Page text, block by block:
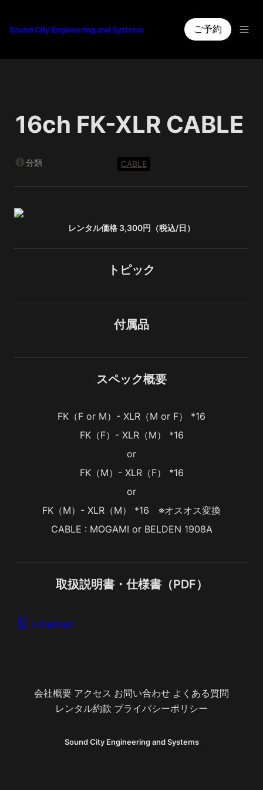
Sound City Engineering and Systems ご予約
16ch FK-XLR CABLE
分類 CABLE
レンタル価格 3,300円（税込/日）
トピック
付属品
スペック概要
FK（F or M）- XLR（M or F） *16
FK（F）- XLR（M） *16
or
FK（M）- XLR（F） *16
or
FK（M）- XLR（M） *16　※オスオス変換
CABLE : MOGAMI or BELDEN 1908A
取扱説明書・仕様書（PDF）
Unnamed
Sound City Engineering and Systems
会社概要 アクセス お問い合わせ よくある質問
レンタル約款 プライバシーポリシー